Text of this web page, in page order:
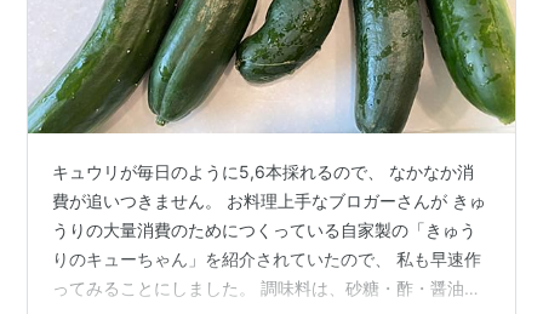
キュウリが毎日のように5,6本採れるので、 なかなか消
費が追いつきません。 お料理上手なブロガーさんが きゅ
うりの大量消費のためにつくっている自家製の「きゅう
りのキューちゃん」を紹介されていたので、 私も早速作
ってみることにしました。 調味料は、砂糖・酢・醤油で